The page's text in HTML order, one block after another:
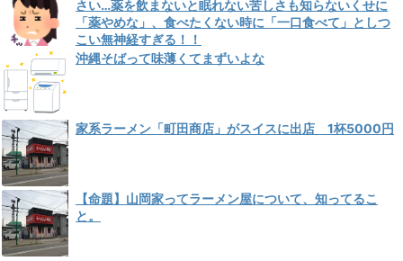
さい…薬を飲まないと眠れない苦しさも知らないくせに
「薬やめな」、食べたくない時に「一口食べて」としつ
こい無神経すぎる！！
沖縄そばって味薄くてまずいよな
家系ラーメン「町田商店」がスイスに出店 1杯5000円
【命題】山岡家ってラーメン屋について、知ってるこ
と。